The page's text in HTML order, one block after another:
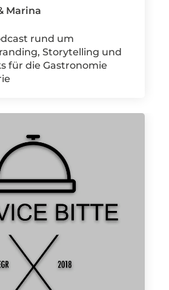
Marina
rund um
Storytelling und
für die Gastronomie